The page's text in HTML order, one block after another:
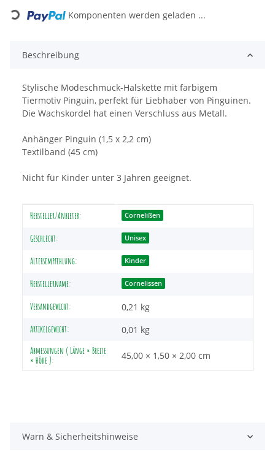
Komponenten werden geladen ...
Beschreibung
Stylische Modeschmuck-Halskette mit farbigem
Tiermotiv Pinguin, perfekt für Liebhaber von Pinguinen.
Die Wachskordel hat einen Verschluss aus Metall.
Anhänger Pinguin (1,5 x 2,2 cm)
Textilband (45 cm)
Nicht für Kinder unter 3 Jahren geeignet.
Produkteigenschaft
Wert
Hersteller/Anbieter: Cornelißen
Geschlecht: Unisex
Altersempfehlung: Kinder
Herstellername: Cornelissen
Versandgewicht: 0,21 kg
Artikelgewicht: 0,01 kg
Abmessungen ( Länge × Breite
× Höhe ):
45,00 × 1,50 × 2,00 cm
Warn & Sicherheitshinweise